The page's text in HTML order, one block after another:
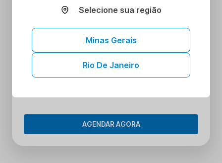
Realize seus procedimentos
escolhida
4 Tenha acesso aos seus resultados sem
sair de casa
AGENDAR AGORA
Selecione sua região
Minas Gerais
Rio De Janeiro